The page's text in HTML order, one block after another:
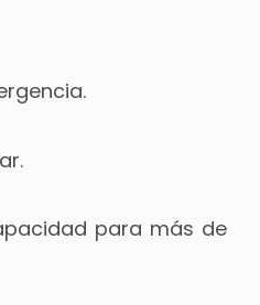
para más de